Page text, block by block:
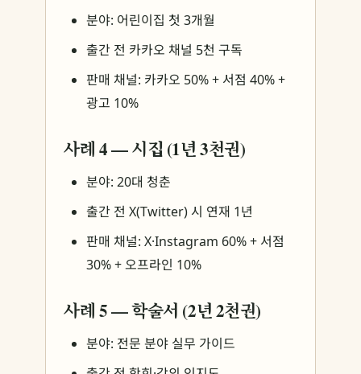
분야: 어린이집 첫 3개월
출간 전 카카오 채널 5천 구독
판매 채널: 카카오 50% + 서점 40% +
광고 10%
사례 4 — 시집 (1년 3천권)
분야: 20대 청춘
출간 전 X(Twitter) 시 연재 1년
판매 채널: X·Instagram 60% + 서점
30% + 오프라인 10%
사례 5 — 학술서 (2년 2천권)
분야: 전문 분야 실무 가이드